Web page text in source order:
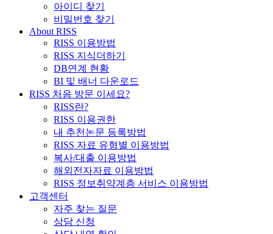
아이디 찾기
비밀번호 찾기
About RISS
RISS 이용방법
RISS 지식더하기
DB연계 현황
BI 및 배너 다운로드
RISS 처음 방문 이세요?
RISS란?
RISS 이용권한
내 추천논문 등록방법
RISS 자료 유형별 이용방법
복사/대출 이용방법
해외전자자료 이용방법
RISS 정보취약계층 서비스 이용방법
고객센터
자주 찾는 질문
상담 신청